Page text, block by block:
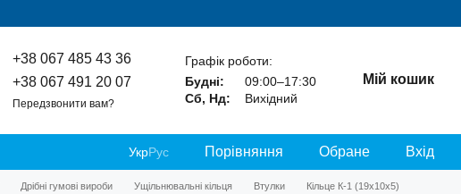
+38 067 485 43 36
+38 067 491 20 07
Передзвонити вам?
Графік роботи:
Будні:
09:00–17:30
Сб, Нд:
Вихідний
Мій кошик
УкрРус Порівняння Обране Вхід
Дрібні гумові вироби Ущільнювальні кільця Втулки Кільце К-1 (19х10х5)